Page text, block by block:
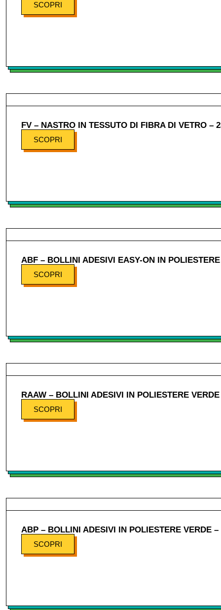
SCOPRI
FV – NASTRO IN TESSUTO DI FIBRA DI VETRO –
SCOPRI
ABF – BOLLINI ADESIVI EASY-ON IN
SCOPRI
RAAW – BOLLINI ADESIVI IN POLIESTERE
SCOPRI
ABP – BOLLINI ADESIVI IN POLIESTERE VERDE –
SCOPRI